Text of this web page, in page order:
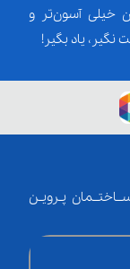
خیلی آسون‌تر و
یاد بگیر!
عطار، خیابان عطار، پلاک 26، ســاختــمان پـرویـن